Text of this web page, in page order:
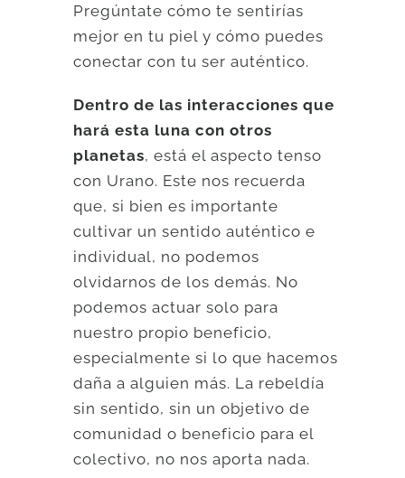
Pregúntate cómo te sentirías
mejor en tu piel y cómo puedes
conectar con tu ser auténtico.
Dentro de las interacciones que
hará esta luna con otros
planetas, está el aspecto tenso
con Urano. Este nos recuerda
que, si bien es importante
cultivar un sentido auténtico e
individual, no podemos
olvidarnos de los demás. No
podemos actuar solo para
nuestro propio beneficio,
especialmente si lo que hacemos
daña a alguien más. La rebeldía
sin sentido, sin un objetivo de
comunidad o beneficio para el
colectivo, no nos aporta nada.